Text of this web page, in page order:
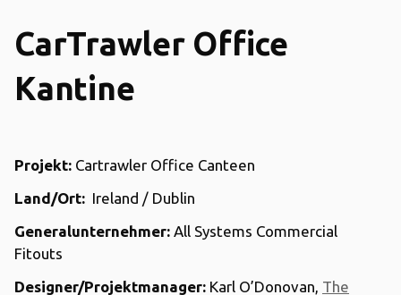
CarTrawler Office
Kantine
Projekt: Cartrawler Office Canteen
Land/Ort: Ireland / Dublin
Generalunternehmer: All Systems Commercial
Fitouts
Designer/Projektmanager: Karl O’Donovan, The